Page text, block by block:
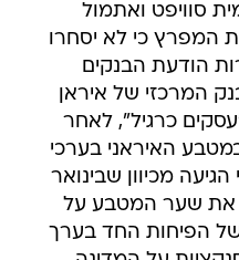
סוויפט ואתמול
המפרץ כי לא יסחרו
הודעת הבנקים
המרכזי של איראן
כרגיל", לאחר
האיראני בערכי
מכיוון שבינואר
את שער המטבע על
בשל הפיחות החד בערך